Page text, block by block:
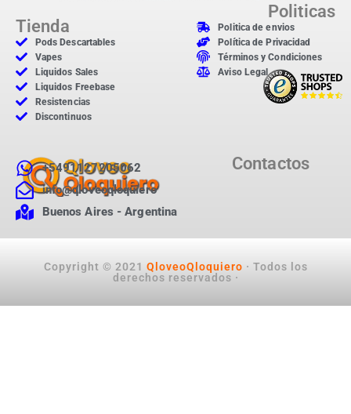
Tienda
Pods Descartables
Vapes
Liquidos Sales
Liquidos Freebase
Resistencias
Discontinuos
Politicas
Politica de envios
Política de Privacidad
Términos y Condiciones
Aviso Legal
Contactos
+5491127205062
info@qloveoqloquiero
Buenos Aires - Argentina
Copyright © 2021 QloveoQloquiero · Todos los
derechos reservados ·